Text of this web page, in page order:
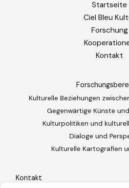
Startseite
Ciel Bleu
Forschung
Kontakt
Kulturelle Beziehungen
Gegenwärtige Künste
Kulturpolitiken und
Dialoge und
Kulturelle Kartografien
Kontakt